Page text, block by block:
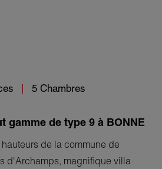
5 Chambres
gamme de type 9 à BONNE
hauteurs de la commune de
d'Archamps, magnifique villa